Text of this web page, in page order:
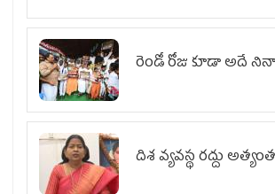
రెండో రోజు కూడా అదే
దిశ వ్యవస్థ రద్దు